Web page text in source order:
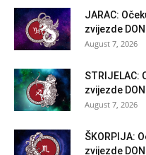
JARAC:
zvijezde
August 7, 2026
STRIJELAC:
zvijezde
August 7, 2026
ŠKORPIJA:
zvijezde